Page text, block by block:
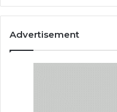
Advertisement